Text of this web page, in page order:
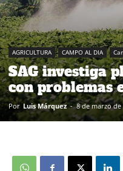
AGRICULTURA CAMPO AL DIA
SAG investiga
con problemas
Por Luis Márquez - 8 de marzo de